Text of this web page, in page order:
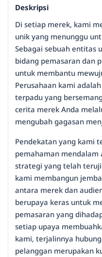
Deskripsi
Di setiap merek, kami
unik yang menunggu
Sebagai sebuah entitas
bidang pemasaran dan
untuk membantu
Perusahaan kami
terpadu yang
cerita merek Anda
mengubah gagasan
Pendekatan yang kami
pemahaman mendalam
strategi yang telah
kami membangun
antara merek dan
berupaya keras untuk
pemasaran yang
setiap upaya
kami, terjalinnya
pelanggan merupakan